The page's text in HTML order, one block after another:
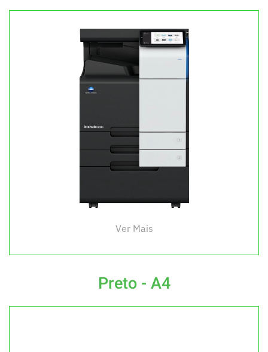
Preto - A4